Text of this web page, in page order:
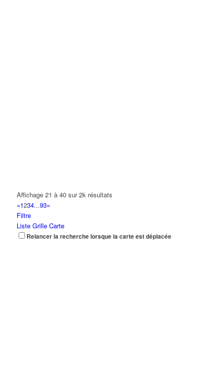
Affichage 21 à 40 sur 2k résultats
«1234...93»
Filtre
Liste Grille Carte
Relancer la recherche lorsque la carte est déplacée